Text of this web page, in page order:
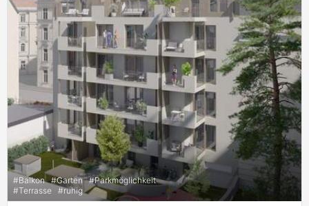
#Balkon #Garten #Parkmöglichkeit
#Terrasse #ruhig